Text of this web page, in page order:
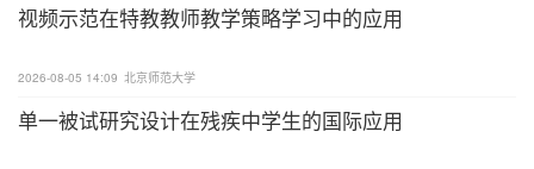
跟孩子玩他喜爱的活动，他就有强烈的愿望把活动进
会，让教学双方在寓教于乐中都实现共嬴。
视频示范在特教教师教学策略学习中的应用
2026-08-05 14:09 北京师范大学
单一被试研究设计在残疾中学生的国际应用